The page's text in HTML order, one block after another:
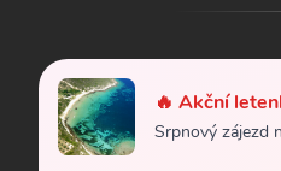
🔥 Akční
Srpnový zájezd